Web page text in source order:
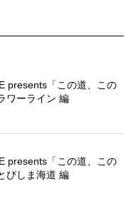
presents「この道、この
ワーライン 編
presents「この道、この
びしま海道 編